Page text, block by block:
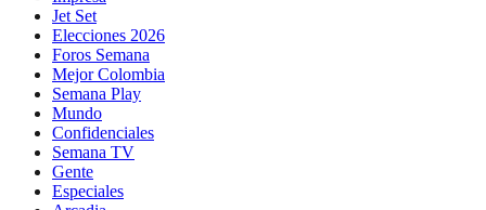
Jet Set
Elecciones 2026
Foros Semana
Mejor Colombia
Semana Play
Mundo
Confidenciales
Semana TV
Gente
Especiales